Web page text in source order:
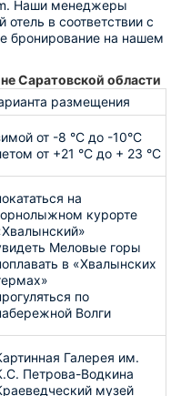
Наши менеджеры
в соответствии с
бронирование на нашем
Саратовской области
размещения
от -8 °C до -10°C
от +21 °C до + 23 °C
на
курорте
Меловые горы
в «Хвалынских
по
Волги
Галерея им.
Петрова-Водкина
музей